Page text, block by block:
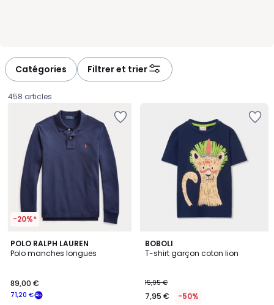
Catégories Filtrer et trier
458 articles
-20%*
POLO RALPH LAUREN
Polo manches longues
€
souscrivez
71,20 €
89,00 €
3,4
/ 5
BOBOLI
T-shirt garçon coton lion
15,95 €
7,95 € -50%